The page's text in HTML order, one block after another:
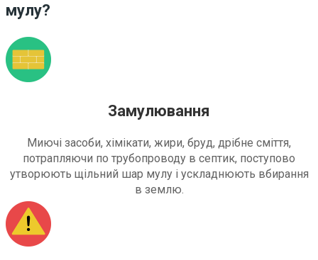
мулу?
Замулювання
Миючі засоби, хімікати, жири, бруд, дрібне сміття,
потрапляючи по трубопроводу в септик, поступово
утворюють щільний шар мулу і ускладнюють вбирання
в землю.